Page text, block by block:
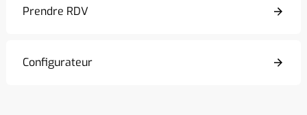
Prendre RDV
Configurateur